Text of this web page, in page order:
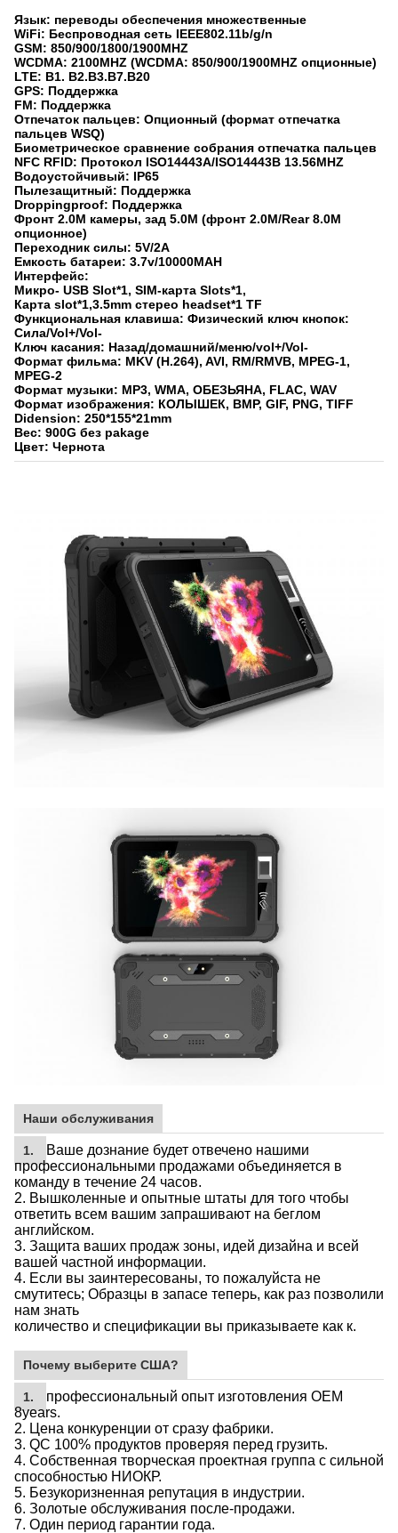
Язык: переводы обеспечения множественные
WiFi: Беспроводная сеть IEEE802.11b/g/n
GSM: 850/900/1800/1900MHZ
WCDMA: 2100MHZ (WCDMA: 850/900/1900MHZ опционные)
LTE: B1. B2.B3.B7.B20
GPS: Поддержка
FM: Поддержка
Отпечаток пальцев: Опционный (формат отпечатка
пальцев WSQ)
Биометрическое сравнение собрания отпечатка пальцев
NFC RFID: Протокол ISO14443A/ISO14443B 13.56MHZ
Водоустойчивый: IP65
Пылезащитный: Поддержка
Droppingproof: Поддержка
Фронт 2.0M камеры, зад 5.0M (фронт 2.0M/Rear 8.0M
опционное)
Переходник силы: 5V/2A
Емкость батареи: 3.7v/10000MAH
Интерфейс:
Микро- USB Slot*1, SIM-карта Slots*1,
Карта slot*1,3.5mm стерео headset*1 TF
Функциональная клавиша: Физический ключ кнопок:
Сила/Vol+/Vol-
Ключ касания: Назад/домашний/меню/vol+/Vol-
Формат фильма: MKV (H.264), AVI, RM/RMVB, MPEG-1,
MPEG-2
Формат музыки: MP3, WMA, ОБЕЗЬЯНА, FLAC, WAV
Формат изображения: КОЛЫШЕК, BMP, GIF, PNG, TIFF
Didension: 250*155*21mm
Вес: 900G без pakage
Цвет: Чернота
Наши обслуживания
1.
Ваше дознание будет отвечено нашими
профессиональными продажами объединяется в
команду в течение 24 часов.
2. Вышколенные и опытные штаты для того чтобы
ответить всем вашим запрашивают на беглом
английском.
3. Защита ваших продаж зоны, идей дизайна и всей
вашей частной информации.
4. Если вы заинтересованы, то пожалуйста не
смутитесь; Образцы в запасе теперь, как раз позволили
нам знать
количество и спецификации вы приказываете как к.
Почему выберите США?
1.
профессиональный опыт изготовления OEM
8years.
2. Цена конкуренции от сразу фабрики.
3. QC 100% продуктов проверяя перед грузить.
4. Собственная творческая проектная группа с сильной
способностью НИОКР.
5. Безукоризненная репутация в индустрии.
6. Золотые обслуживания после-продажи.
7. Один период гарантии года.